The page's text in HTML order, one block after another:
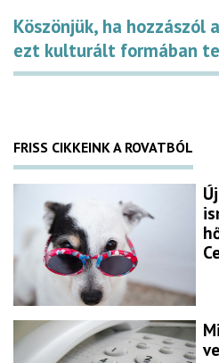
Köszönjük, ha hozzászól
ezt kulturált formában
FRISS CIKKEINK A ROVATBÓL